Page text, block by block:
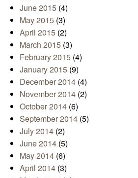
June 2015 (4)
May 2015 (3)
April 2015 (2)
March 2015 (3)
February 2015 (4)
January 2015 (9)
December 2014 (4)
November 2014 (2)
October 2014 (6)
September 2014 (5)
July 2014 (2)
June 2014 (5)
May 2014 (6)
April 2014 (3)